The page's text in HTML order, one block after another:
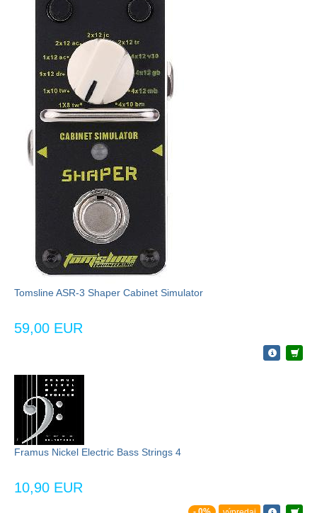
Tomsline ASR-3 Shaper Cabinet Simulator
59,00 EUR
Framus Nickel Electric Bass Strings 4
10,90 EUR